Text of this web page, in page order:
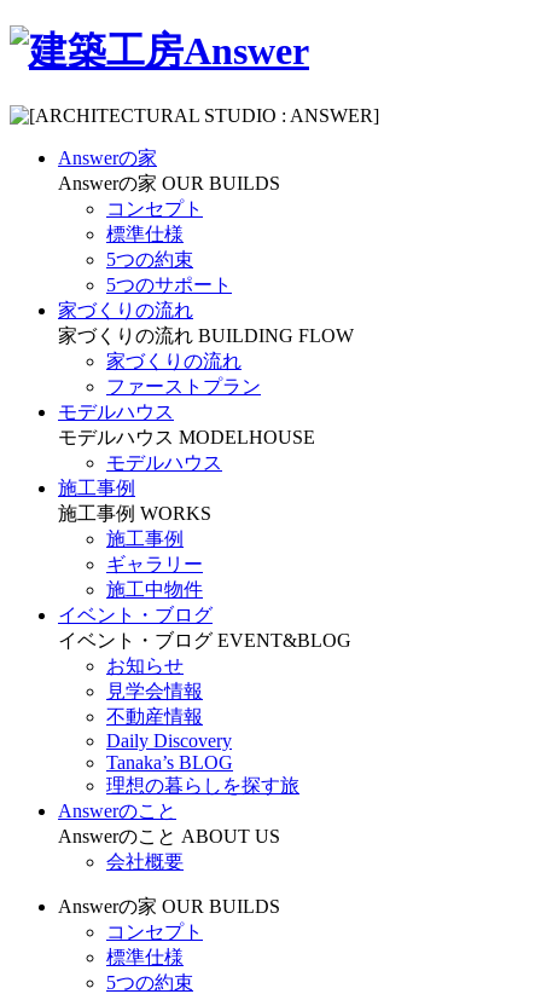
Answerの家
Answerの家 OUR BUILDS
コンセプト
標準仕様
5つの約束
5つのサポート
家づくりの流れ
家づくりの流れ BUILDING FLOW
家づくりの流れ
ファーストプラン
モデルハウス
モデルハウス MODELHOUSE
モデルハウス
施工事例
施工事例 WORKS
施工事例
ギャラリー
施工中物件
イベント・ブログ
イベント・ブログ EVENT&BLOG
お知らせ
見学会情報
不動産情報
Daily Discovery
Tanaka’s BLOG
理想の暮らしを探す旅
Answerのこと
Answerのこと ABOUT US
会社概要
Answerの家 OUR BUILDS
コンセプト
標準仕様
5つの約束